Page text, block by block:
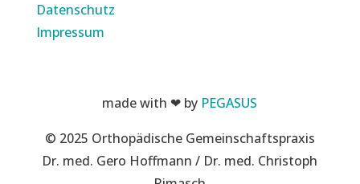
Datenschutz
Impressum
made with ❤ by PEGASUS
© 2025 Orthopädische Gemeinschaftspraxis
Dr. med. Gero Hoffmann / Dr. med. Christoph